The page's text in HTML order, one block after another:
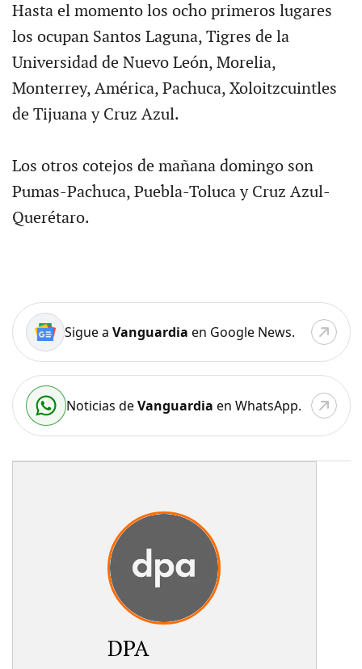
Hasta el momento los ocho primeros lugares
los ocupan Santos Laguna, Tigres de la
Universidad de Nuevo León, Morelia,
Monterrey, América, Pachuca, Xoloitzcuintles
de Tijuana y Cruz Azul.
Los otros cotejos de mañana domingo son
Pumas-Pachuca, Puebla-Toluca y Cruz Azul-
Querétaro.
Sigue a Vanguardia en Google News.
Noticias deVanguardia en WhatsApp.
DPA